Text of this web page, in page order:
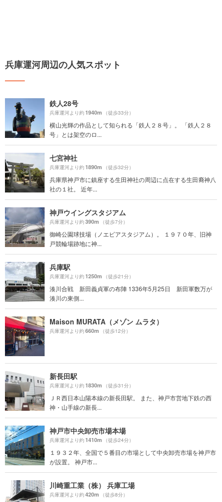
兵庫運河周辺の人気スポット
鉄人28号
兵庫運河より約1940m （徒歩33分）
横山光輝の作品として知られる「鉄人２８号」。 「鉄人２８
号」とは架空のロ...
七宮神社
兵庫運河より約1890m （徒歩32分）
兵庫県神戸市に鎮座する生田神社の周辺に点在する生田裔神八
社の１社。 近年...
神戸ウイングスタジアム
兵庫運河より約390m （徒歩7分）
御崎公園球技場（ノエビアスタジアム）。 １９７０年、旧神
戸競輪場跡地に神...
兵庫駅
兵庫運河より約1250m （徒歩21分）
湊川合戦 新田義貞軍の布陣 1336年5月25日 新田軍数万が
湊川の東側...
Maison MURATA（メゾン ムラタ）
兵庫運河より約660m （徒歩12分）
新長田駅
兵庫運河より約1830m （徒歩31分）
ＪＲ西日本山陽本線の新長田駅。 また、神戸市営地下鉄の西
神・山手線の新長...
神戸市中央卸売市場本場
兵庫運河より約1410m （徒歩24分）
１９３２年、全国で５番目の市場として中央卸売市場を神戸市
が設置。 神戸市...
川崎重工業（株） 兵庫工場
兵庫運河より約420m （徒歩8分）